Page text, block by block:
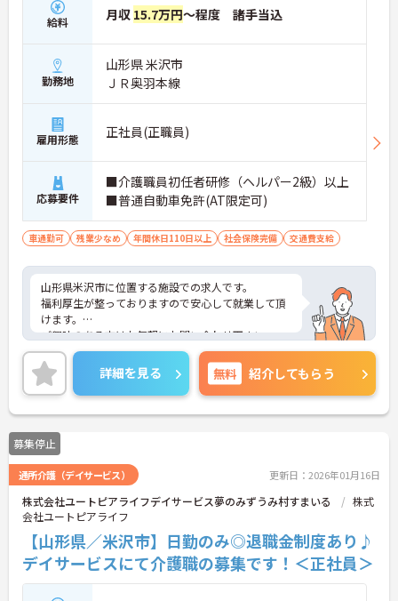
給料 月収 15.7万円～程度 諸手当込
勤務地
山形県 米沢市
ＪＲ奥羽本線
雇用形態 正社員(正職員)
応募要件
■介護職員初任者研修（ヘルパー2級）以上
■普通自動車免許(AT限定可)
車通勤可 残業少なめ 年間休日110日以上 社会保険完備 交通費支給
山形県米沢市に位置する施設での求人です。
福利厚生が整っておりますので安心して就業して頂
けます。
ご興味のある方はお気軽にお問い合わせ下さい。
詳細を見る 無料 紹介してもらう
募集停止
通所介護（デイサービス） 更新日：2026年01月16日
株式会社ユートピアライフデイサービス夢のみずうみ村すまいる
株式
会社ユートピアライフ
【山形県／米沢市】日勤のみ◎退職金制度あり♪
デイサービスにて介護職の募集です！＜正社員＞